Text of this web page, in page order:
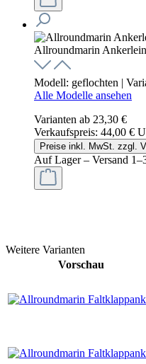
Allroundmarin
Modell: geflochten |
Alle Modelle ansehen
Varianten ab 23,30 €
Verkaufspreis: 44,00 €
Preise inkl. MwSt. zzgl.
Auf Lager – Versand
Weitere Varianten
Vorschau